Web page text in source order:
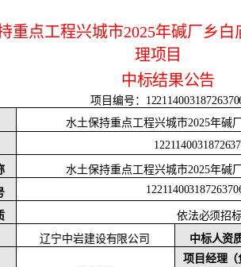
重点工程兴城市2025年碱厂乡白
理项目
中标结果公告
项目编号：
水土保持重点工程兴城市2025年碱
水土保持重点工程兴城市2025年碱
依法必须招
辽宁中岩建设有限公司 中标人资
项目经理（